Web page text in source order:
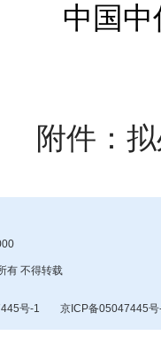
中国中信
附件：拟
有 不得转载
号-1 京ICP备05047445